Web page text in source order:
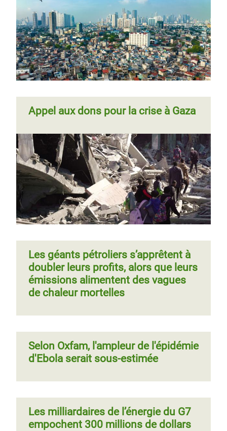
Appel aux dons pour la crise à Gaza
Les géants pétroliers s’apprêtent à
doubler leurs profits, alors que leurs
émissions alimentent des vagues
de chaleur mortelles
Selon Oxfam, l'ampleur de l'épidémie
d'Ebola serait sous-estimée
Les milliardaires de l’énergie du G7
empochent 300 millions de dollars